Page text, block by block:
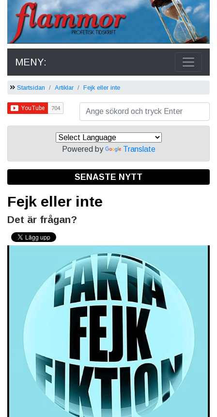
MENY:
Startsidan Artiklar Fejk eller inte
Powered by Translate
SENASTE NYTT
Fejk eller inte
Det är frågan?